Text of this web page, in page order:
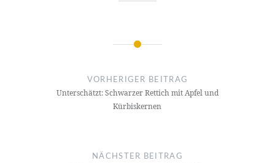
Beitragsnavigation
VORHERIGER BEITRAG
Unterschätzt: Schwarzer Rettich mit Apfel und
Kürbiskernen
NÄCHSTER BEITRAG